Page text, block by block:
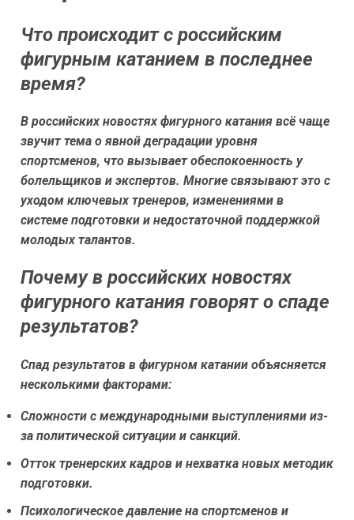
Что происходит с российским
фигурным катанием в последнее
время?
В российских новостях фигурного катания всё чаще
звучит тема о явной деградации уровня
спортсменов, что вызывает обеспокоенность у
болельщиков и экспертов. Многие связывают это с
уходом ключевых тренеров, изменениями в
системе подготовки и недостаточной поддержкой
молодых талантов.
Почему в российских новостях
фигурного катания говорят о спадe
результатов?
Спад результатов в фигурном катании объясняется
несколькими факторами:
Сложности с международными выступлениями из-
за политической ситуации и санкций.
Отток тренерских кадров и нехватка новых методик
подготовки.
Психологическое давление на спортсменов и